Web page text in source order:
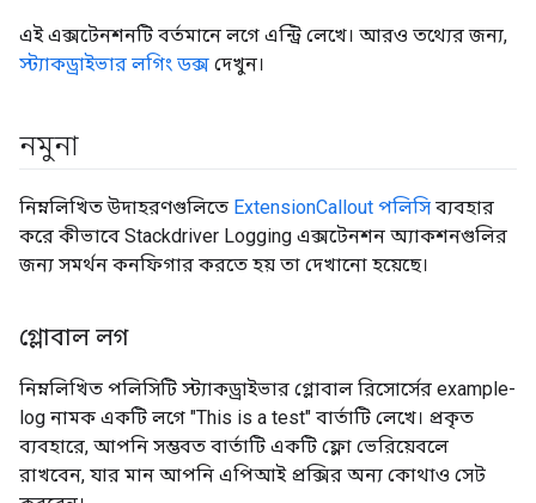
এই এক্সটেনশনটি বর্তমানে লগে এন্ট্রি লেখে। আরও তথ্যের জন্য,
স্ট্যাকড্রাইভার লগিং ডক্স দেখুন।
নমুনা
নিম্নলিখিত উদাহরণগুলিতে ExtensionCallout পলিসি ব্যবহার
করে কীভাবে Stackdriver Logging এক্সটেনশন অ্যাকশনগুলির
জন্য সমর্থন কনফিগার করতে হয় তা দেখানো হয়েছে।
গ্লোবাল লগ
নিম্নলিখিত পলিসিটি স্ট্যাকড্রাইভার গ্লোবাল রিসোর্সের example-
log নামক একটি লগে "This is a test" বার্তাটি লেখে। প্রকৃত
ব্যবহারে, আপনি সম্ভবত বার্তাটি একটি ফ্লো ভেরিয়েবলে
রাখবেন, যার মান আপনি এপিআই প্রক্সির অন্য কোথাও সেট